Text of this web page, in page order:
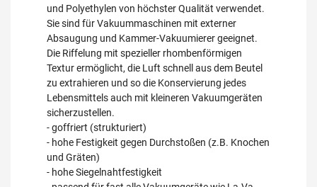
und Polyethylen von höchster Qualität verwendet.
Sie sind für Vakuummaschinen mit externer
Absaugung und Kammer-Vakuumierer geeignet.
Die Riffelung mit spezieller rhombenförmigen
Textur ermöglicht, die Luft schnell aus dem Beutel
zu extrahieren und so die Konservierung jedes
Lebensmittels auch mit kleineren Vakuumgeräten
sicherzustellen.
- goffriert (strukturiert)
- hohe Festigkeit gegen Durchstoßen (z.B. Knochen
und Gräten)
- hohe Siegelnahtfestigkeit